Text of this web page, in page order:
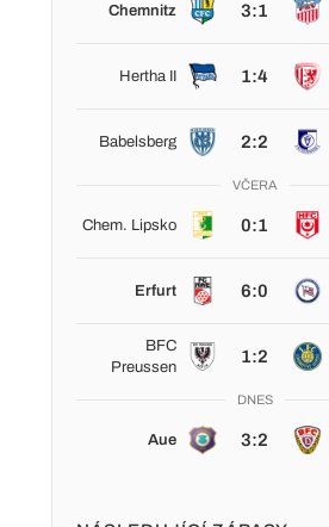
Chemnitz 3:1
Hertha II 1:4
Babelsberg 2:2
VČERA
Chem. Lipsko 0:1
Erfurt 6:0
BFC
Preussen
1:2
DNES
Aue 3:2